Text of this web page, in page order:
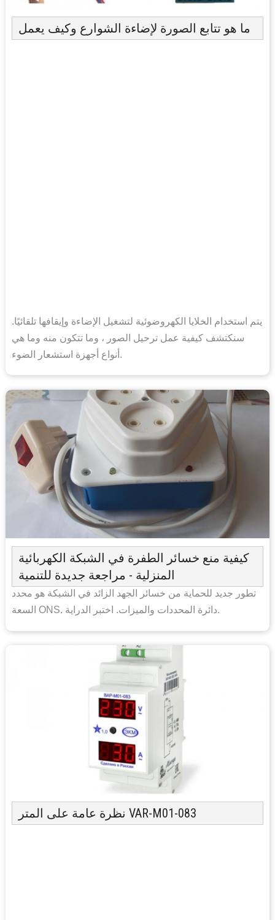
ما هو تتابع الصورة لإضاءة الشوارع وكيف يعمل
يتم استخدام الخلايا الكهروضوئية لتشغيل الإضاءة وإيقافها تلقائيًا.
سنكتشف كيفية عمل ترحيل الصور ، وما تتكون منه وما هي
أنواع أجهزة استشعار الضوء.
كيفية منع خسائر الطفرة في الشبكة الكهربائية
المنزلية - مراجعة جديدة للتنمية
تطور جديد للحماية من خسائر الجهد الزائد في الشبكة هو محدد
السعة ONS. دائرة المحددات والميزات. اختبر الدراية.
نظرة عامة على المتر VAR-M01-083